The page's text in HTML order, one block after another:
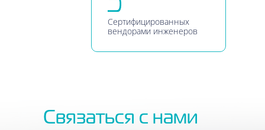
Сертифицированных
вендорами инженеров
Связаться с нами